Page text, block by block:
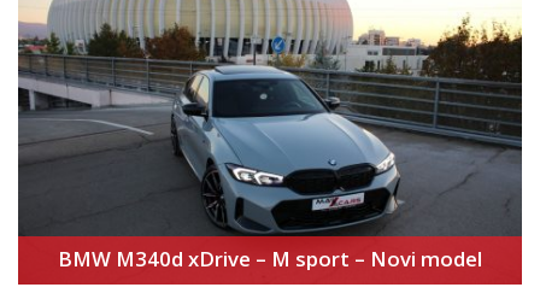
BMW M340d xDrive – M sport – Novi model